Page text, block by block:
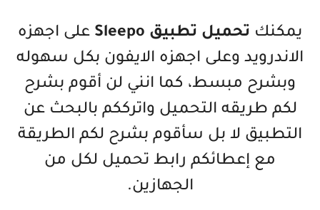
يمكنك تحميل تطبيق Sleepo
على اجهزه
الاندرويد وعلى اجهزه الايفون بكل سهوله
وبشرح مبسط، كما انني لن أقوم بشرح
لكم طريقه التحميل واترككم بالبحث عن
التطبيق لا بل سأقوم بشرح لكم الطريقة
مع إعطائكم رابط تحميل لكل من
الجهازين.